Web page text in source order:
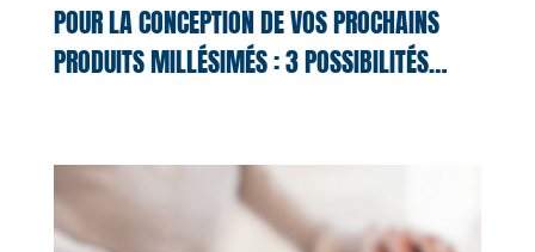
POUR LA CONCEPTION DE VOS PROCHAINS
PRODUITS MILLÉSIMÉS : 3 POSSIBILITÉS…